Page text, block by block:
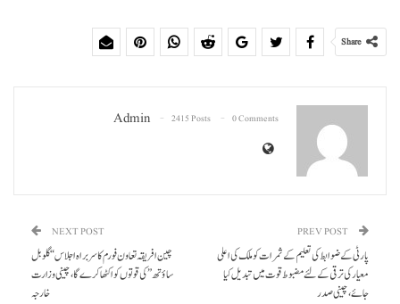
Share
Admin 2415 Posts 0 Comments
پارٹی کے ضوابط کی تعلیم کے ثمرات کو ملک کی اعلی
معیار کی ترقی کے لئے مضبوط قوت میں تبدیل کیا
جائے، چینی صدر
NEXT POST
چین افریقہ تعاون فورم کا سربراہ اجلاس “گلوبل
ساؤتھ” کی قوتوں کو اکٹھا کرےگا، چینی وزارت
خارجہ